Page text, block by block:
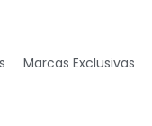
Marcas Exclusivas